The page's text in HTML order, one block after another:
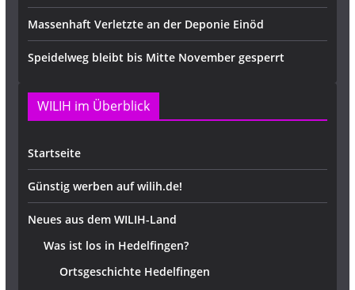
Massenhaft Verletzte an der Deponie Einöd
Speidelweg bleibt bis Mitte November gesperrt
WILIH im Überblick
Startseite
Günstig werben auf wilih.de!
Neues aus dem WILIH-Land
Was ist los in Hedelfingen?
Ortsgeschichte Hedelfingen